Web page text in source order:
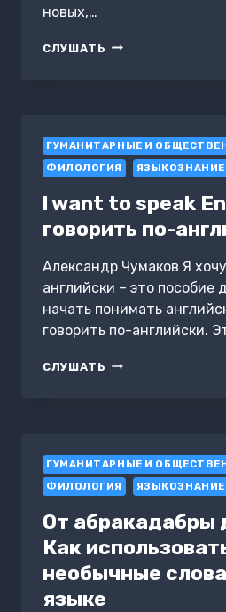
новых,…
СЛУШАТЬ A
MIND,
CHANGE
YOUR
ENGLISH,
CHANGE
YOUR
ГУМАНИТАРНЫЕ И
ФИЛОЛОГИЯ
ЯЗЫКОЗНАНИЕ
l want to speak
говорить по-
Александр Чумаков Я
английски – это пособие
начать понимать
говорить по-английски.
СЛУШАТЬ L
ХОЧУ
ГОВОРИТЬ
ПО-
АНГЛИЙСКИ
ГУМАНИТАРНЫЕ И
ФИЛОЛОГИЯ
ЯЗЫКОЗНАНИЕ
От абракадабры
Как
необычные
языке